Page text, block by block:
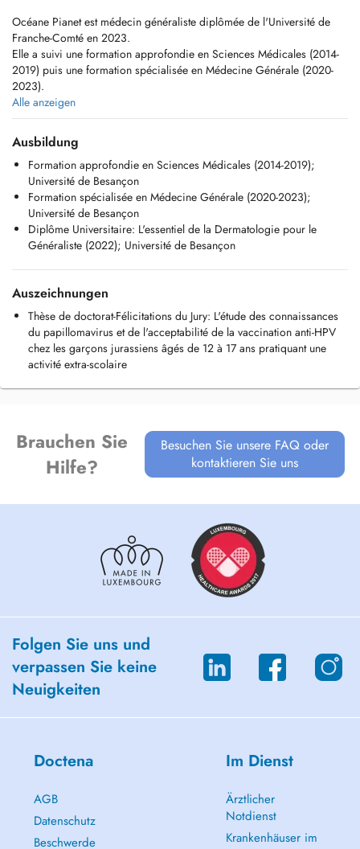
Océane Pianet est médecin généraliste diplômée de l'Université de
Franche-Comté en 2023.
Elle a suivi une formation approfondie en Sciences Médicales (2014-
2019) puis une formation spécialisée en Médecine Générale (2020-
2023).
Consultations proposées
-Consultation de médecine générale
-Consultation de pédiatrie à partir de la naissance, incluant le suivi et
les vaccinations
-Consultation de gynécologie, réalisation de frottis cervico-vaginal
pour le dépistage du cancer du col de l'utérus, prélèvements vaginal,
Alle anzeigen
Ausbildung
Formation approfondie en Sciences Médicales (2014-2019);
Université de Besançon
Formation spécialisée en Médecine Générale (2020-2023);
Université de Besançon
Diplôme Universitaire: L'essentiel de la Dermatologie pour le
Généraliste (2022); Université de Besançon
Auszeichnungen
Thèse de doctorat-Félicitations du Jury: L'étude des connaissances
du papillomavirus et de l'acceptabilité de la vaccination anti-HPV
chez les garçons jurassiens âgés de 12 à 17 ans pratiquant une
activité extra-scolaire
Brauchen Sie
Hilfe?
Besuchen Sie unsere FAQ oder
kontaktieren Sie uns
Folgen Sie uns und
verpassen Sie keine
Neuigkeiten
Doctena
AGB
Datenschutz
Beschwerde
Im Dienst
Ärztlicher
Notdienst
Krankenhäuser im